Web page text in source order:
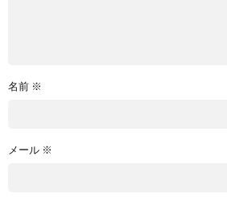
名前 ※
メール ※